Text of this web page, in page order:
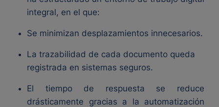
integral, en el que:
Se minimizan desplazamientos innecesarios.
La trazabilidad de cada documento queda
registrada en sistemas seguros.
El tiempo de respuesta se reduce
drásticamente gracias a la automatización